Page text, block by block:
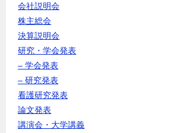
会社説明会
株主総会
決算説明会
研究・学会発表
– 学会発表
– 研究発表
看護研究発表
論文発表
講演会・大学講義